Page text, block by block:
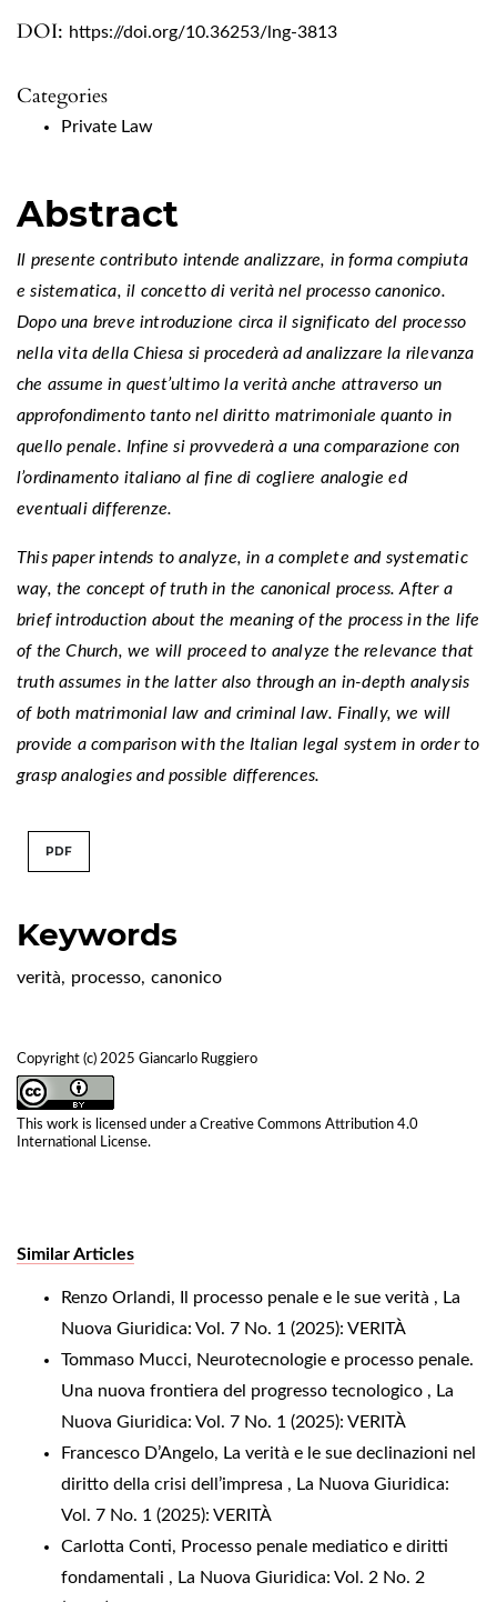
DOI: https://doi.org/10.36253/lng-3813
Categories
Private Law
Keywords
verità, processo, canonico
Copyright (c) 2025 Giancarlo Ruggiero
This work is licensed under a Creative Commons Attribution 4.0
International License.
Abstract
Il presente contributo intende analizzare, in forma compiuta
e sistematica, il concetto di verità nel processo canonico.
Dopo una breve introduzione circa il significato del processo
nella vita della Chiesa si procederà ad analizzare la rilevanza
che assume in quest’ultimo la verità anche attraverso un
approfondimento tanto nel diritto matrimoniale quanto in
quello penale. Infine si provvederà a una comparazione con
l’ordinamento italiano al fine di cogliere analogie ed
eventuali differenze.
This paper intends to analyze, in a complete and systematic
way, the concept of truth in the canonical process. After a
brief introduction about the meaning of the process in the life
of the Church, we will proceed to analyze the relevance that
truth assumes in the latter also through an in-depth analysis
of both matrimonial law and criminal law. Finally, we will
provide a comparison with the Italian legal system in order to
grasp analogies and possible differences.
PDF
Similar Articles
Renzo Orlandi, Il processo penale e le sue verità , La
Nuova Giuridica: Vol. 7 No. 1 (2025): VERITÀ
Tommaso Mucci, Neurotecnologie e processo penale.
Una nuova frontiera del progresso tecnologico , La
Nuova Giuridica: Vol. 7 No. 1 (2025): VERITÀ
Francesco D’Angelo, La verità e le sue declinazioni nel
diritto della crisi dell’impresa , La Nuova Giuridica:
Vol. 7 No. 1 (2025): VERITÀ
Carlotta Conti, Processo penale mediatico e diritti
fondamentali , La Nuova Giuridica: Vol. 2 No. 2